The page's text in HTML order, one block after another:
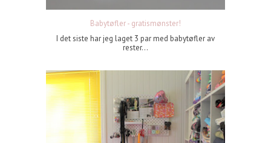
Babytøfler - gratismønster!
I det siste har jeg laget 3 par med babytøfler av
rester...